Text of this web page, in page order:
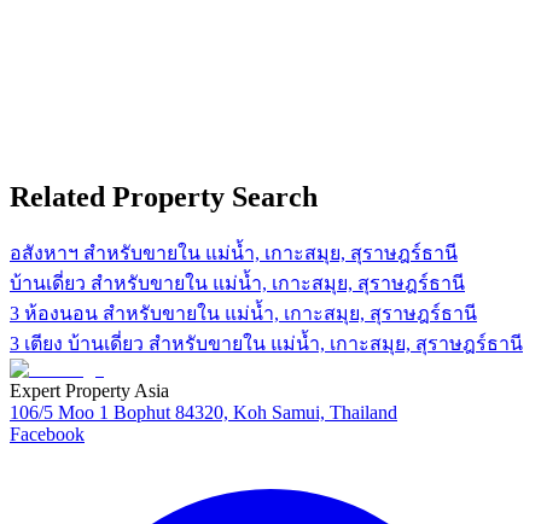
Related Property Search
อสังหาฯ สำหรับขายใน แม่น้ำ, เกาะสมุย, สุราษฎร์ธานี
บ้านเดี่ยว สำหรับขายใน แม่น้ำ, เกาะสมุย, สุราษฎร์ธานี
3 ห้องนอน สำหรับขายใน แม่น้ำ, เกาะสมุย, สุราษฎร์ธานี
3 เตียง บ้านเดี่ยว สำหรับขายใน แม่น้ำ, เกาะสมุย, สุราษฎร์ธานี
Expert Property Asia
106/5 Moo 1 Bophut 84320, Koh Samui, Thailand
Facebook